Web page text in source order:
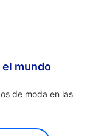
mundo
de moda en las